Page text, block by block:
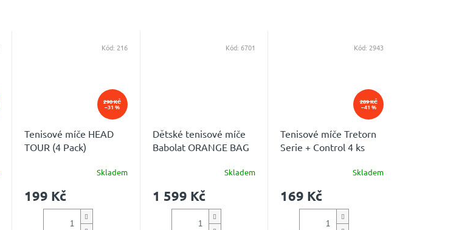
290 KČ
–31 %
Tenisové míče HEAD
TOUR (4 Pack)
produktu
Skladem
199 Kč
Kód: 216
Dětské tenisové míče
Babolat ORANGE BAG
produktu
Skladem
1 599 Kč
Kód:6701
289 KČ
–41 %
Tenisové míče Tretorn
Serie + Control 4 ks
produktu
Skladem
169 Kč
Kód: 2943